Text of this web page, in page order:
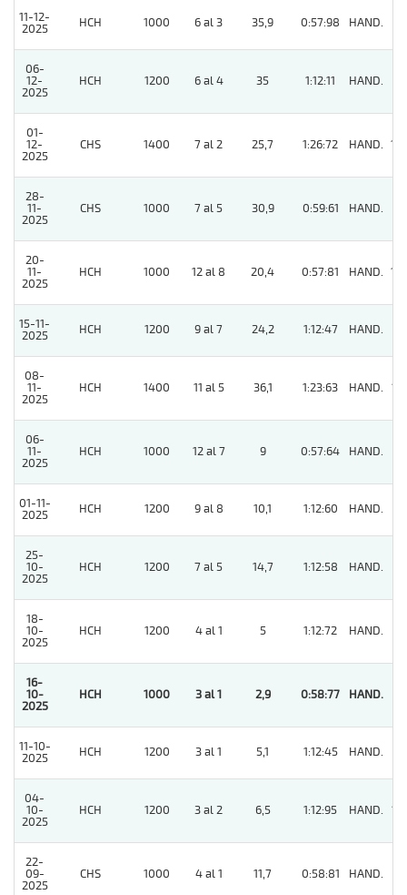
11-12-
2025
HCH 1000 6 al 3 35,9 0:57:98 HAND.
06-
12-
2025
HCH 1200 6 al 4 35 1:12:11 HAND.
01-
12-
2025
CHS 1400 7 al 2 25,7 1:26:72 HAND. 10
28-
11-
2025
CHS 1000 7 al 5 30,9 0:59:61 HAND.
20-
11-
2025
HCH 1000 12 al 8 20,4 0:57:81 HAND. 10
15-11-
2025
HCH 1200 9 al 7 24,2 1:12:47 HAND.
08-
11-
2025
HCH 1400 11 al 5 36,1 1:23:63 HAND. 15
06-
11-
2025
HCH 1000 12 al 7 9 0:57:64 HAND.
01-11-
2025
HCH 1200 9 al 8 10,1 1:12:60 HAND.
25-
10-
2025
HCH 1200 7 al 5 14,7 1:12:58 HAND.
18-
10-
2025
HCH 1200 4 al 1 5 1:12:72 HAND.
16-
10-
2025
HCH 1000 3 al 1 2,9 0:58:77 HAND.
11-10-
2025
HCH 1200 3 al 1 5,1 1:12:45 HAND.
04-
10-
2025
HCH 1200 3 al 2 6,5 1:12:95 HAND. 12
22-
09-
2025
CHS 1000 4 al 1 11,7 0:58:81 HAND.